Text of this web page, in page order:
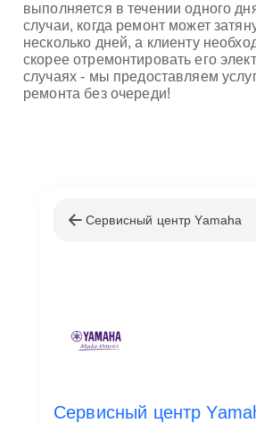
выполняется в течении одного
случаи, когда ремонт может
несколько дней, а клиенту
скорее отремонтировать его
случаях - мы предоставляем
ремонта без очереди!
Сервисный центр Yamaha
Сервисный центр